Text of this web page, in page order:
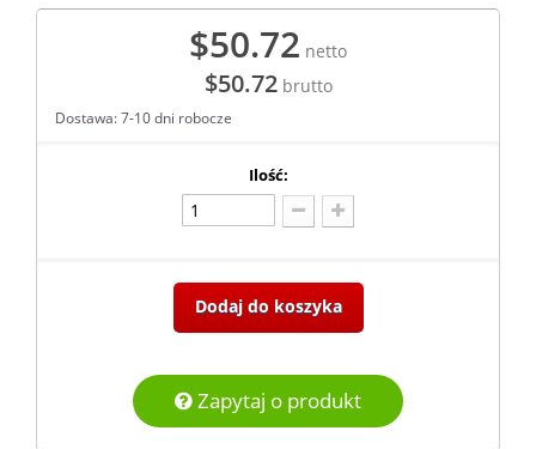
$50.72 netto
$50.72brutto
Dostawa: 7-10 dni robocze
Ilość:
Dodaj do koszyka
Zapytaj o produkt